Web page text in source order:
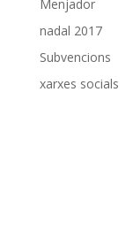
Menjador
nadal 2017
Subvencions
xarxes socials